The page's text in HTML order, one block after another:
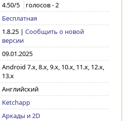
4.50/5 голосов -2
Бесплатная
1.8.25| Сообщить о новой
версии
09.01.2025
Android 7.x, 8.x, 9.x, 10.x, 11.x, 12.x,
13.x
Английский
Ketchapp
Аркады и 2D